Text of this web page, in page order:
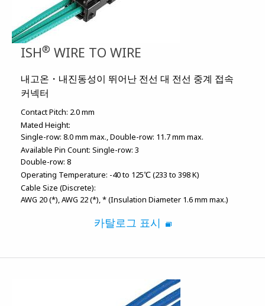
ISH® WIRE TO WIRE
내고온・내진동성이 뛰어난 전선 대 전선 중계 접속
커넥터
Contact Pitch: 2.0 mm
Mated Height:
Single-row: 8.0 mm max. Double-row: 11.7 mm max.
Available Pin Count: Single-row: 3
Double-row: 8
Operating Temperature: -40 to 125℃ (233 to 398 K)
Cable Size (Discrete):
AWG 20 (*) AWG 22 (*) * (Insulation Diameter 1.6 mm max.)
카탈로그 표시